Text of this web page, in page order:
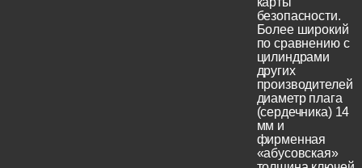
безопасности.
Более широкий
по сравнению с
цилиндрами
других
производителей
диаметр плага
(сердечника) 14
мм и
фирменная
«абусовская»